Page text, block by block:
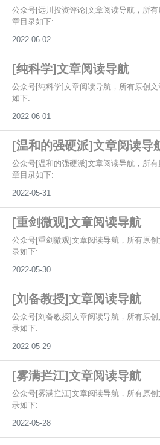
公众号[远川投资评论]文章阅读导航，所有
章目录如下:
2022-06-02
[纯科学]文章阅读导航
公众号[纯科学]文章阅读导航，所有原创文
如下:
2022-06-01
[温和的强硬派]文章阅读导
公众号[温和的强硬派]文章阅读导航，所有
章目录如下:
2022-05-31
[重剑微观]文章阅读导航
公众号[重剑微观]文章阅读导航，所有原创
录如下:
2022-05-30
[刘备教授]文章阅读导航
公众号[刘备教授]文章阅读导航，所有原创
录如下:
2022-05-29
[雾满拦江]文章阅读导航
公众号[雾满拦江]文章阅读导航，所有原创
录如下:
2022-05-28